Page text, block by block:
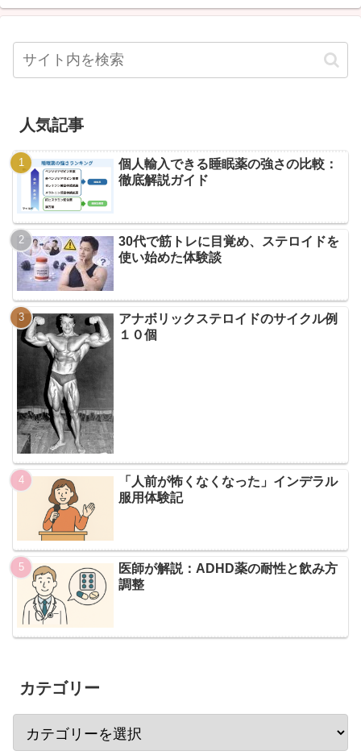
人気記事
個人輸入できる睡眠薬の強さの比較：
徹底解説ガイド
30代で筋トレに目覚め、ステロイドを
使い始めた体験談
アナボリックステロイドのサイクル例
１０個
「人前が怖くなくなった」インデラル
服用体験記
医師が解説：ADHD薬の耐性と飲み方
調整
カテゴリー